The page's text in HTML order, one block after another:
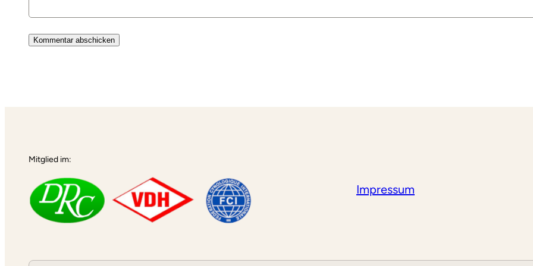
Mitglied im:
Impressum